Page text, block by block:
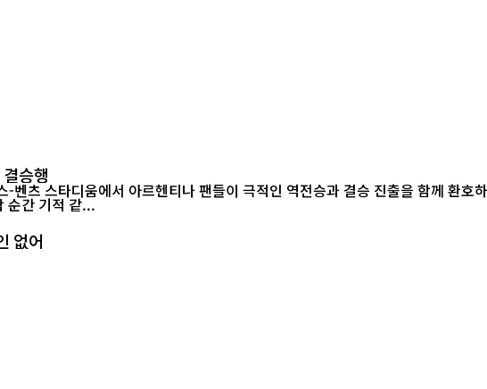
승행
스타디움에서 아르헨티나 팬들이 극적인 역전승과 결승 진출을 함께 환호하고 있는
순간 기적 같...
없어